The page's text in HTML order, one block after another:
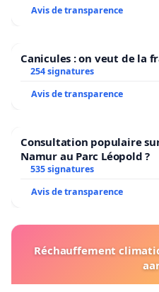
Avis de transparence
Canicules : on veut de la
254 signatures
Avis de transparence
Consultation populaire
Namur au Parc Léopold ?
535 signatures
Avis de transparence
Réchauffement